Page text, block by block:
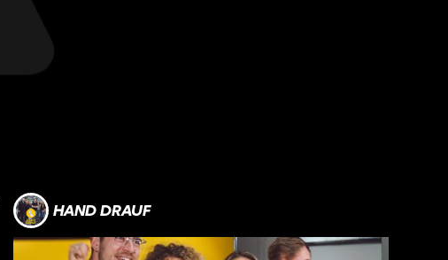
HAND DRAUF